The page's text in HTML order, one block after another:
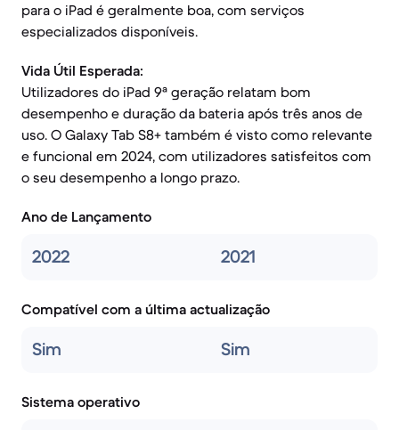
para o iPad é geralmente boa, com serviços
especializados disponíveis.
Vida Útil Esperada:
Utilizadores do iPad 9ª geração relatam bom
desempenho e duração da bateria após três anos de
uso. O Galaxy Tab S8+ também é visto como relevante
e funcional em 2024, com utilizadores satisfeitos com
o seu desempenho a longo prazo.
Ano de Lançamento
2022 2021
Compatível com a última actualização
Sim Sim
Sistema operativo